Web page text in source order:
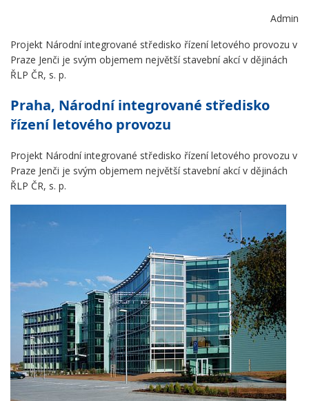
Admin
Projekt Národní integrované středisko řízení letového provozu v
Praze Jenči je svým objemem největší stavební akcí v dějinách
ŘLP ČR, s. p.
Praha, Národní integrované středisko
řízení letového provozu
Projekt Národní integrované středisko řízení letového provozu v
Praze Jenči je svým objemem největší stavební akcí v dějinách
ŘLP ČR, s. p.